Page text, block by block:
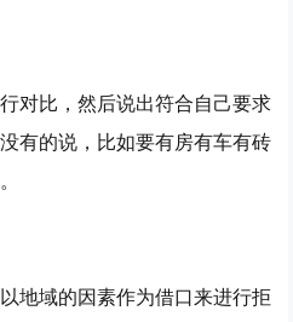
对比，然后说出符合自己要求
有的说，比如要有房有车有砖
地域的因素作为借口来进行拒